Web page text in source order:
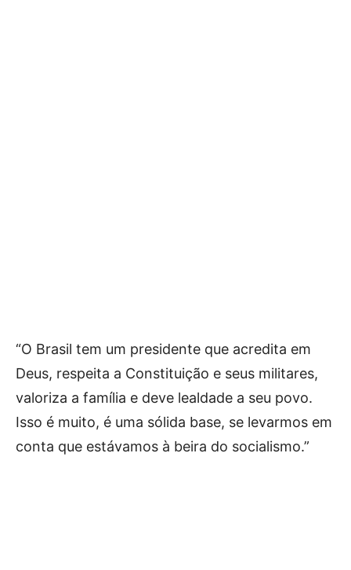
“O Brasil tem um presidente que acredita em
Deus, respeita a Constituição e seus militares,
valoriza a família e deve lealdade a seu povo.
Isso é muito, é uma sólida base, se levarmos em
conta que estávamos à beira do socialismo.”